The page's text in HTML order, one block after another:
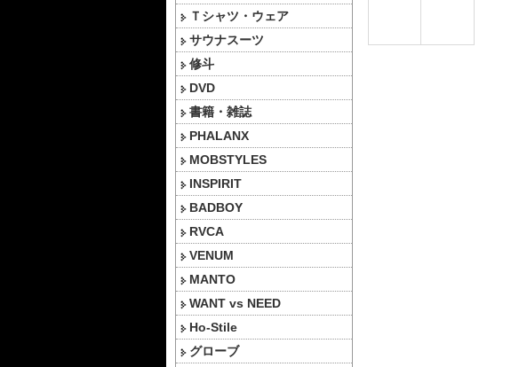
Ｔシャツ・ウェア
サウナスーツ
修斗
DVD
書籍・雑誌
PHALANX
MOBSTYLES
INSPIRIT
BADBOY
RVCA
VENUM
MANTO
WANT vs NEED
Ho-Stile
グローブ